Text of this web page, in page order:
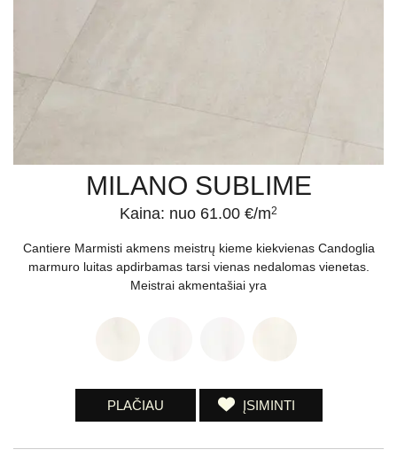
MILANO SUBLIME
Kaina: nuo 61.00 €/m2
Cantiere Marmisti akmens meistrų kieme kiekvienas Candoglia
marmuro luitas apdirbamas tarsi vienas nedalomas vienetas.
Meistrai akmentašiai yra
PLAČIAU ĮSIMINTI